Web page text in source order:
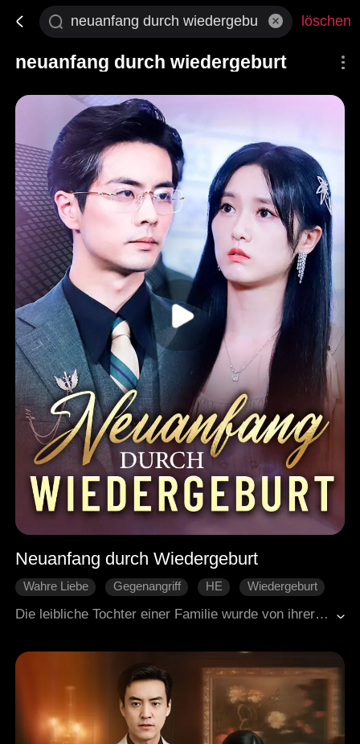
löschen
neuanfang durch wiedergeburt
Neuanfang durch Wiedergeburt
Wahre Liebe Gegenangriff HE
Wiedergeburt
Die leibliche Tochter einer Familie wurde von ihrer Adoptivschwester entführt, um zu testen, wen die Familie wirklich liebte. Die Adoptivschwester setzte dann das Lagerhaus in Brand. In dem darauf folgenden Chaos wählten die Eltern und der Bruder, die Adoptivschwester zu retten und ließen die leibliche Tochter sich selbst überlassen. Als sie sich einer lebensbedrohlichen Situation gegenübersah, sah sie ihren Onkel zu ihrer Rettung kommen. Als sie erwachte, fand sie sich drei Jahre früher wiedergeboren. Diesmal war sie entschlossen, ihr Schicksal zu ändern.